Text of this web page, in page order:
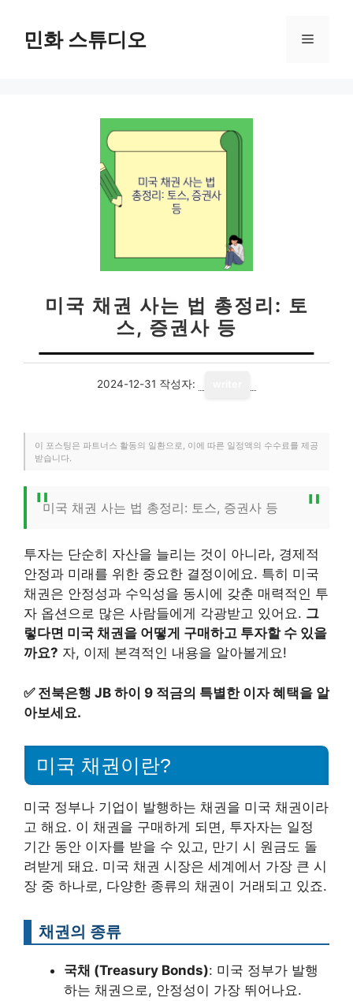
민화 스튜디오 메
미국 채권 사는 법 총정리: 토
스, 증권사 등
2024-12-31 작성자:
이 포스팅은 파트너스 활동의 일환으로, 이에 따른 일정액의 수수료를 제공
받습니다.
미국 채권 사는 법 총정리: 토스, 증권사 등
투자는 단순히 자산을 늘리는 것이 아니라, 경제적
안정과 미래를 위한 중요한 결정이에요. 특히 미국
채권은 안정성과 수익성을 동시에 갖춘 매력적인 투
자 옵션으로 많은 사람들에게 각광받고 있어요. 그
렇다면 미국 채권을 어떻게 구매하고 투자할 수 있을
까요? 자, 이제 본격적인 내용을 알아볼게요!
✅ 전북은행 JB 하이 9 적금의 특별한 이자 혜택을 알
아보세요.
미국 채권이란?
미국 정부나 기업이 발행하는 채권을 미국 채권이라
고 해요. 이 채권을 구매하게 되면, 투자자는 일정
기간 동안 이자를 받을 수 있고, 만기 시 원금도 돌
려받게 돼요. 미국 채권 시장은 세계에서 가장 큰 시
장 중 하나로, 다양한 종류의 채권이 거래되고 있죠.
채권의 종류
국채 (Treasury Bonds): 미국 정부가 발행
하는 채권으로, 안정성이 가장 뛰어나요.